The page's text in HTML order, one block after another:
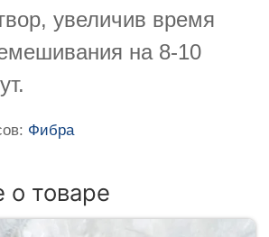
увеличив время
на 8-10
Фибра
о товаре